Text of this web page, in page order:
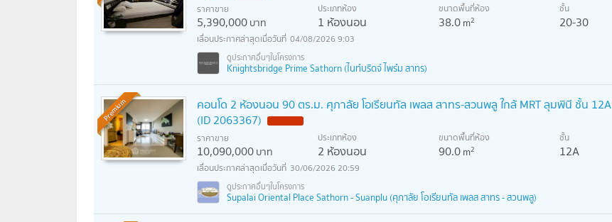
ราคาขาย
5,390,000บาท
ประเภทห้อง
1 ห้องนอน
ขนาดพื้นที่ห้อง
38.0m2
ชั้น
20-30
04/08/2026 9:03
Knightsbridge Prime Sathorn (ไนท์บริดจ์ ไพร์ม สาทร)
Premium
คอนโด 2 ห้องนอน 90 ตร.ม. ศุภาลัย โอเรียนทัล เพลส สาทร-สวนพลู ใกล้ MRT ลุมพินี ชั้น 12A
(ID 2063367)
ราคาขาย
10,090,000บาท
ประเภทห้อง
2 ห้องนอน
ขนาดพื้นที่ห้อง
90.0m2
ชั้น
12A
30/06/2026 20:59
Supalai Oriental Place Sathorn - Suanplu (ศุภาลัย โอเรียนทัล เพลส สาทร - สวนพลู)